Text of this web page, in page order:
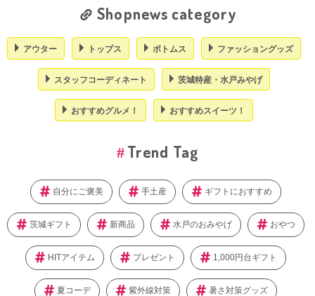
Shopnews category
アウター トップス ボトムス ファッショングッズ
スタッフコーディネート 茨城特産・水戸みやげ
おすすめグルメ！ おすすめスイーツ！
Trend Tag
自分にご褒美 手土産 ギフトにおすすめ
茨城ギフト 新商品 水戸のおみやげ おやつ
HITアイテム プレゼント 1,000円台ギフト
夏コーデ 紫外線対策 暑さ対策グッズ